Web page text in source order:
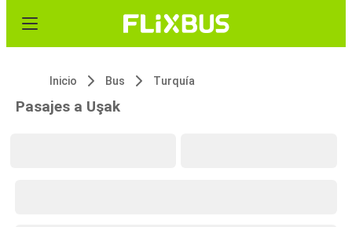
Inicio Bus Turquía
Pasajes a Uşak